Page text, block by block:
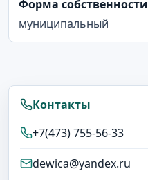
Форма собственности
муниципальный
Контакты
+7(473) 755-56-33
dewica@yandex.ru